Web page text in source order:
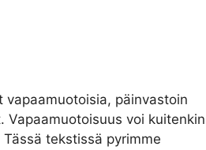
päinvastoin
voi kuitenkin
tekstissä pyrimme